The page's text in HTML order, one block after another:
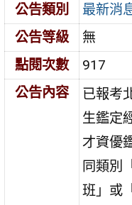
公告類別
最新消
公告等級
無
點閱次數
917
公告內容
已報考
生鑑定
才資優
同類別
班」或